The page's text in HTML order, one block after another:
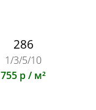
286
1/3/5/10
755 р / м²